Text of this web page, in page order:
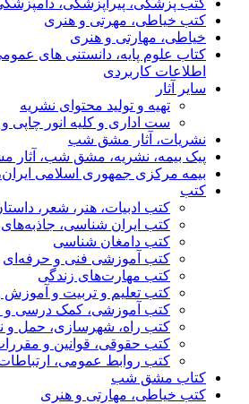
کتب پزشکی، پیراپزشکی،
کتب خیاطی، مهرتی و هنری
خیاطی، مهارتی و هنری
کتاب علوم پایه، دانستنی های
اطلاعات کاربردی
سایر آثار
تهیه و تولید محتوای نشریه
ست اداری و کلیه انور چاپی و
نشریات، آثار مشق شب
پیک بیمه، نشریه، مشق شب،
بیمه مرکزی جمهوری اسلامی
کتب
کتب ادبیات، هنر، شعر،
کتب ایران شناسی،
کتب دامغان شناسی
کتب آموزشی فنی و حرفه‌ای
کتب مهارت‌های زندگی
کتب تعلیم و تربیت و
کتب آموزشی، کمک درسی و
کتب راه، شهرسازی، حمل و
کتب حقوقی، قوانین و
کتب روابط عمومی، ارتباطات
کتاب مشق شب
کتب خیاطی، مهارتی و هنری